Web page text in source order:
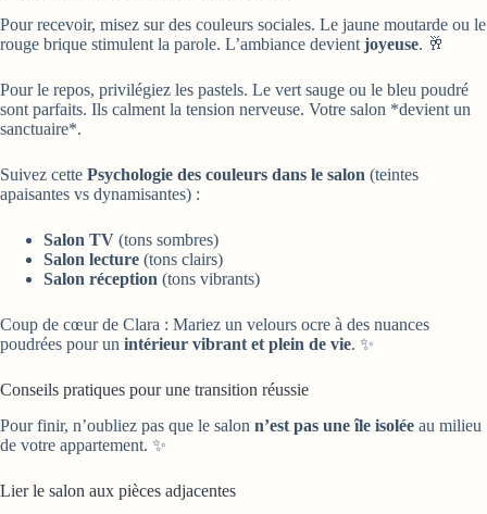
Pour recevoir, misez sur des couleurs sociales. Le jaune moutarde ou le
rouge brique stimulent la parole. L’ambiance devient joyeuse. 🥂
Pour le repos, privilégiez les pastels. Le vert sauge ou le bleu poudré
sont parfaits. Ils calment la tension nerveuse. Votre salon *devient un
sanctuaire*.
Suivez cette Psychologie des couleurs dans le salon (teintes
apaisantes vs dynamisantes) :
Salon TV (tons sombres)
Salon lecture (tons clairs)
Salon réception (tons vibrants)
Coup de cœur de Clara : Mariez un velours ocre à des nuances
poudrées pour un intérieur vibrant et plein de vie. ✨
Conseils pratiques pour une transition réussie
Pour finir, n’oubliez pas que le salon n’est pas une île isolée au milieu
de votre appartement. ✨
Lier le salon aux pièces adjacentes